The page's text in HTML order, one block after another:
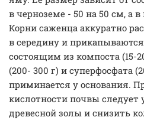
в черноземе - 50 на 50 см, а
Корни саженца аккуратно
в середину и
состоящим из компоста (15-
(200- 300 г) и суперфосфата
приминается у основания.
кислотности почвы следует
древесной золы и снизить